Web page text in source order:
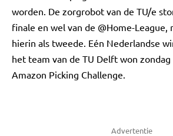
worden. De zorgrobot van de TU/e
finale en wel van de @Home-League,
hierin als tweede. Eén Nederlandse
het team van de TU Delft won
Amazon Picking Challenge.
Advertentie